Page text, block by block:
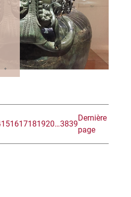
151617181920…3839
Dernière
page